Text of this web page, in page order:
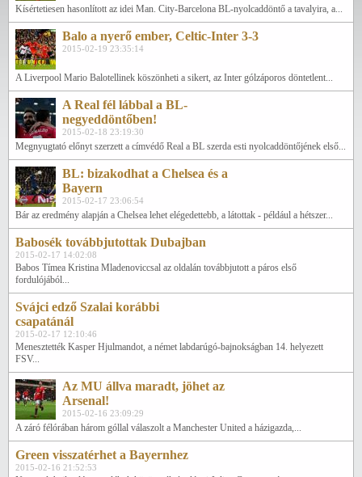
Kísértetiesen hasonlított az idei Man. City-Barcelona BL-nyolcaddöntő a tavalyira, a...
Balo a nyerő ember, Celtic-Inter 3-3
2015-02-19 23:35:14
A Liverpool Mario Balotellinek köszönheti a sikert, az Inter gólzáporos döntetlent...
A Real fél lábbal a BL-
negyeddöntőben!
2015-02-18 23:19:30
Megnyugtató előnyt szerzett a címvédő Real a BL szerda esti nyolcaddöntőjének első...
BL: bizakodhat a Chelsea és a
Bayern
2015-02-17 23:06:54
Bár az eredmény alapján a Chelsea lehet elégedettebb, a látottak - például a hétszer...
Babosék továbbjutottak Dubajban
2015-02-17 14:02:08
Babos Tímea Kristina Mladenoviccsal az oldalán továbbjutott a páros első
fordulójából...
Svájci edző Szalai korábbi
csapatánál
2015-02-17 12:10:46
Menesztették Kasper Hjulmandot, a német labdarúgó-bajnokságban 14. helyezett
FSV...
Az MU állva maradt, jöhet az
Arsenal!
2015-02-16 23:09:29
A záró félórában három góllal válaszolt a Manchester United a házigazda,...
Green visszatérhet a Bayernhez
2015-02-16 21:52:53